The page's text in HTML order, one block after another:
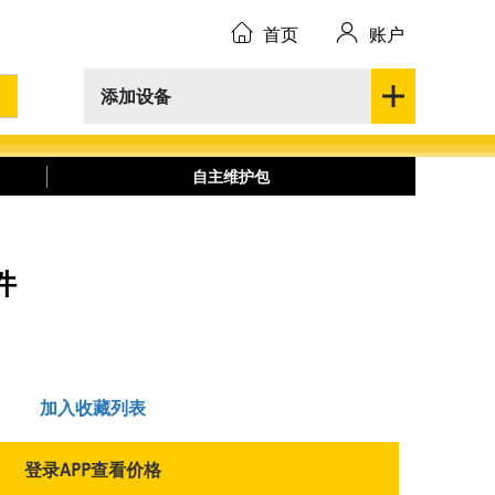
添加设备
首页 账户
自主维护包
加入收藏列表
登录APP查看价格